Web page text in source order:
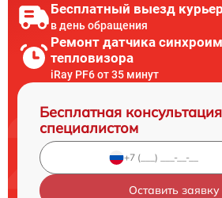
Бесплатный выезд
в день обращения
Ремонт датчика
тепловизора
iRay PF6 от 35 минут
Бесплатная
специалистом
Оставить заявку